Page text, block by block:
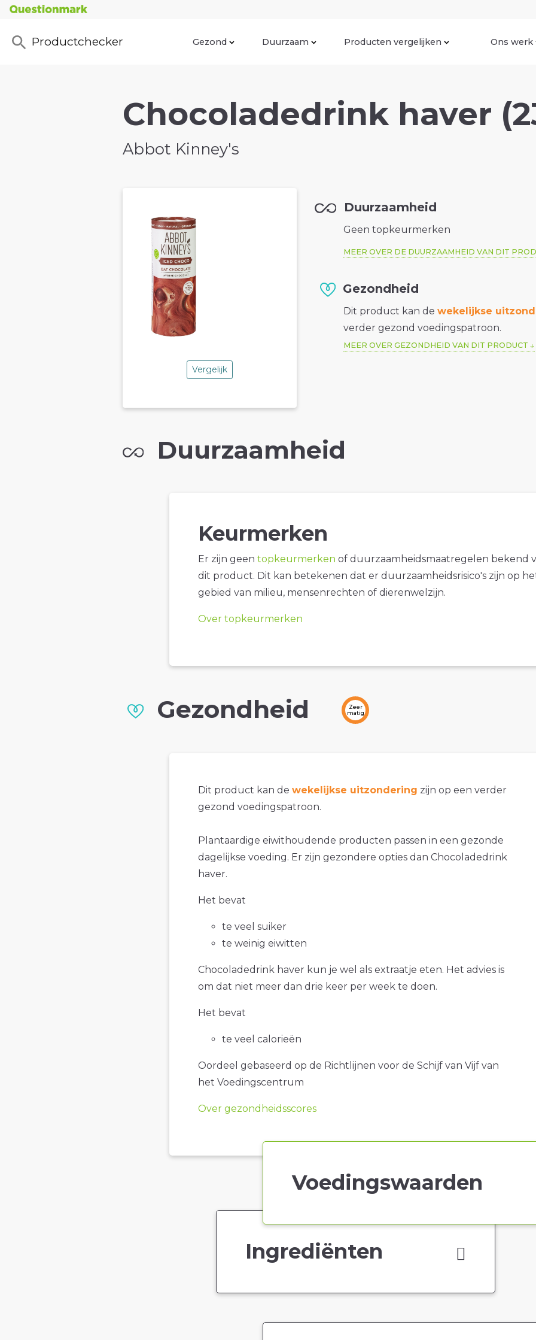
Productchecker Gezond Duurzaam Producten vergelijken Ons werk
Chocoladedrink haver
Abbot Kinney's
Vergelijk
Duurzaamheid
Geen topkeurmerken
MEER OVER DE DUURZAAMHEID VAN DIT
Gezondheid
Dit product kan dewekelijkse
verder gezond voedingspatroon.
MEER OVER GEZONDHEID VAN DIT PRODUCT
Duurzaamheid
Keurmerken
Er zijn geen topkeurmerken of duurzaamheidsmaatregelen bekend
dit product. Dit kan betekenen dat er duurzaamheidsrisico's zijn op
gebied van milieu, mensenrechten of dierenwelzijn.
Over topkeurmerken
Gezondheid
Zeer
matig
Dit product kan de wekelijkse uitzondering zijn op een verder
gezond voedingspatroon.
Plantaardige eiwithoudende producten passen in een gezonde
dagelijkse voeding. Er zijn gezondere opties dan Chocoladedrink
haver.
Het bevat
te veel suiker
te weinig eiwitten
Chocoladedrink haver kun je wel als extraatje eten. Het advies is
om dat niet meer dan drie keer per week te doen.
Het bevat
te veel calorieën
Oordeel gebaseerd op de Richtlijnen voor de Schijf van Vijf van
het Voedingscentrum
Over gezondheidsscores
Voedingswaarden
Ingrediënten